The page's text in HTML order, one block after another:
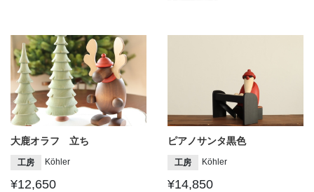
大鹿オラフ 立ち
工房 Köhler
¥12,650
ピアノサンタ黒色
工房 Köhler
¥14,850